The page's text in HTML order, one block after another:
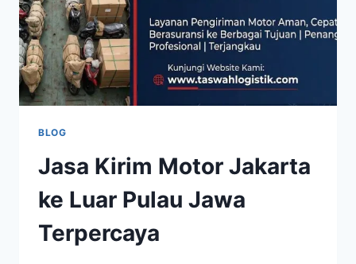
BLOG
Jasa Kirim Motor Jakarta
ke Luar Pulau Jawa
Terpercaya